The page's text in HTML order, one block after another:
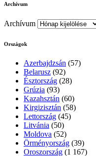
Archívum
Archívum
Országok
Azerbajdzsán (57)
Belarusz (92)
Észtország (28)
Grúzia (93)
Kazahsztán (60)
Kirgizisztán (58)
Lettország (45)
Litvánia (50)
Moldova (52)
Örményország (39)
Oroszország (1 167)